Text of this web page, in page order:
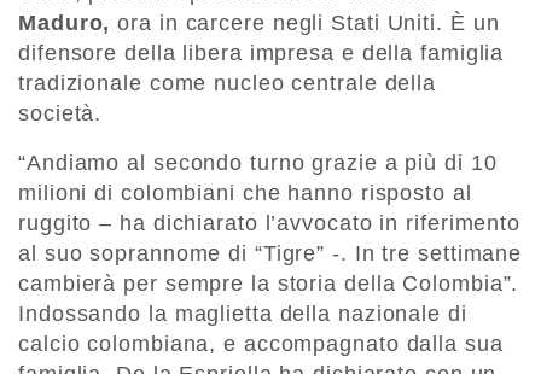
Maduro, ora in carcere negli Stati Uniti. È un
difensore della libera impresa e della famiglia
tradizionale come nucleo centrale della
società.
“Andiamo al secondo turno grazie a più di 10
milioni di colombiani che hanno risposto al
ruggito – ha dichiarato l’avvocato in riferimento
al suo soprannome di “Tigre” -. In tre settimane
cambierà per sempre la storia della Colombia”.
Indossando la maglietta della nazionale di
calcio colombiana, e accompagnato dalla sua